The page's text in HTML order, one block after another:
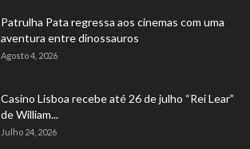
Patrulha Pata regressa aos cinemas com uma
aventura entre dinossauros
Agosto 4, 2026
Casino Lisboa recebe até 26 de julho “Rei Lear”
de William...
Julho 24, 2026